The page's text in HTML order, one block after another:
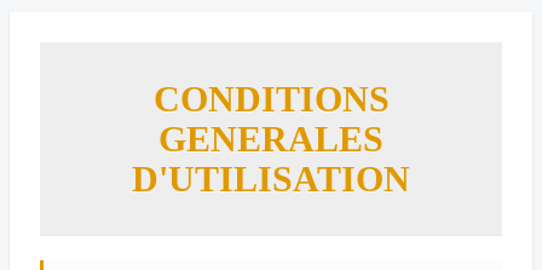
CONDITIONS
GENERALES
D'UTILISATION